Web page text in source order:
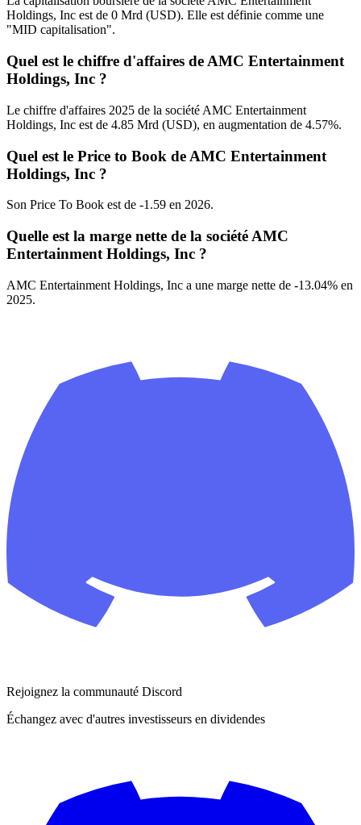
Holdings, Inc est de 0 Mrd (USD). Elle est définie comme une
"MID capitalisation".
Quel est le chiffre d'affaires de AMC Entertainment
Holdings, Inc ?
Le chiffre d'affaires 2025 de la société AMC Entertainment
Holdings, Inc est de 4.85 Mrd (USD), en augmentation de 4.57%.
Quel est le Price to Book de AMC Entertainment
Holdings, Inc ?
Son Price To Book est de -1.59 en 2026.
Quelle est la marge nette de la société AMC
Entertainment Holdings, Inc ?
AMC Entertainment Holdings, Inc a une marge nette de -13.04% en
2025.
Rejoignez la communauté Discord
Échangez avec d'autres investisseurs en dividendes